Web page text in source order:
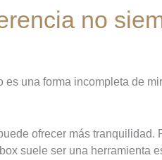
no
una forma incompleta de
ofrecer más
suele ser una